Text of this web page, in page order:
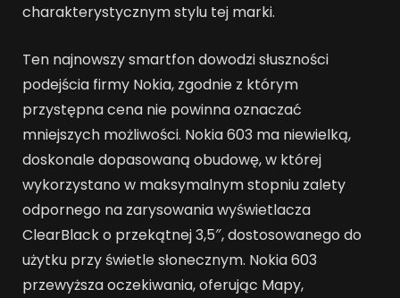
charakterystycznym stylu tej marki.
Ten najnowszy smartfon dowodzi słuszności
podejścia firmy Nokia, zgodnie z którym
przystępna cena nie powinna oznaczać
mniejszych możliwości. Nokia 603 ma niewielką,
doskonale dopasowaną obudowę, w której
wykorzystano w maksymalnym stopniu zalety
odpornego na zarysowania wyświetlacza
ClearBlack o przekątnej 3,5″, dostosowanego do
użytku przy świetle słonecznym. Nokia 603
przewyższa oczekiwania, oferując Mapy,